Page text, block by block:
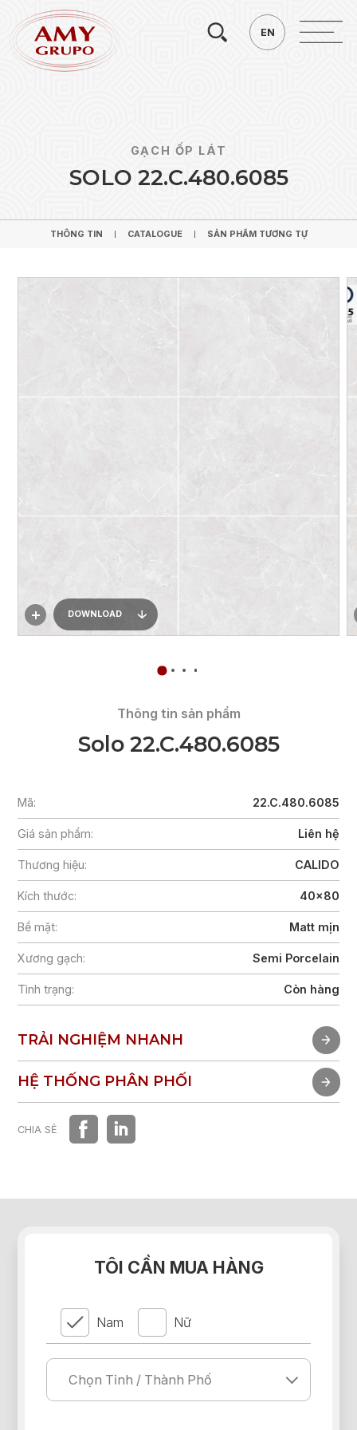
EN
GẠCH ỐP LÁT
SOLO 22.C.480.6085
THÔNG TIN CATALOGUE SẢN PHẨM TƯƠNG TỰ
DOWNLOAD
Thông tin sản phẩm
Solo 22.C.480.6085
Mã: 22.C.480.6085
Giá sản phẩm: Liên hệ
Thương hiệu: CALIDO
Kích thước: 40x80
Bề mặt: Matt mịn
Xương gạch: Semi Porcelain
Tình trạng: Còn hàng
TRẢI NGHIỆM NHANH
TRẢI NGHIỆM NHANH
HỆ THỐNG PHÂN PHỐI
HỆ THỐNG PHÂN PHỐI
CHIA SẺ
TÔI CẦN MUA HÀNG
Nam Nữ
Tìm